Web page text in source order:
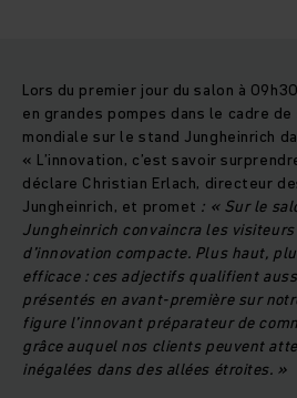
Lors du premier jour du salon à
en grandes pompes dans le cadre
mondiale sur le stand Jungheinrich
« L’innovation, c’est savoir
déclare Christian Erlach, directeur
Jungheinrich, et promet : « Sur le
Jungheinrich convaincra les
d’innovation compacte. Plus haut,
efficace : ces adjectifs qualifient
présentés en avant-première sur
figure l’innovant préparateur de
grâce auquel nos clients peuvent
inégalées dans des allées étroites. »